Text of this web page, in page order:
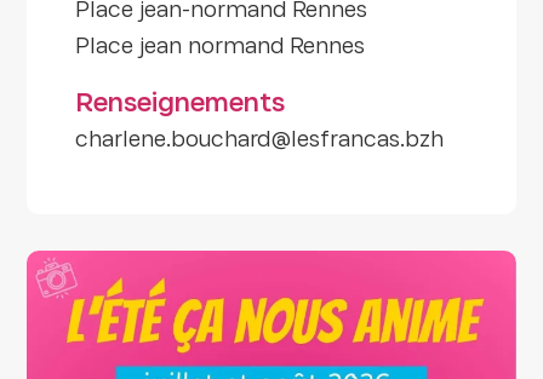
Place jean-normand Rennes
Place jean normand Rennes
Renseignements
charlene.bouchard@lesfrancas.bzh